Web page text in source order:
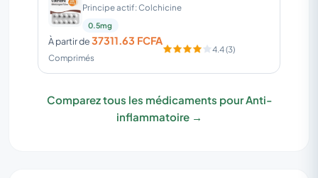
Principe actif: Colchicine
0.5mg
À partir de37311.63 FCFA
Comprimés
4.4 (3)
Comparez tous les médicaments pour Anti-
inflammatoire →